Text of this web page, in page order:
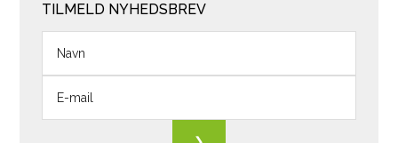
TILMELD NYHEDSBREV